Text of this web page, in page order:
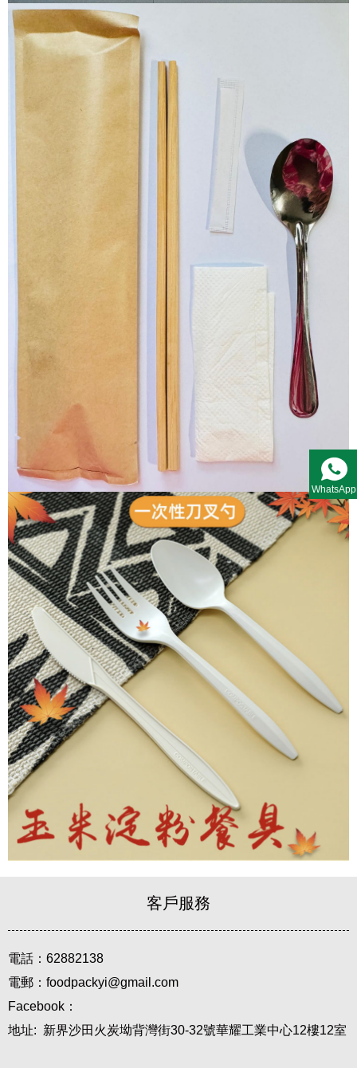
客戶服務
電話：62882138
電郵：foodpackyi@gmail.com
Facebook：
地址: 新界沙田火炭坳背灣街30-32號華耀工業中心12樓12室
WhatsApp